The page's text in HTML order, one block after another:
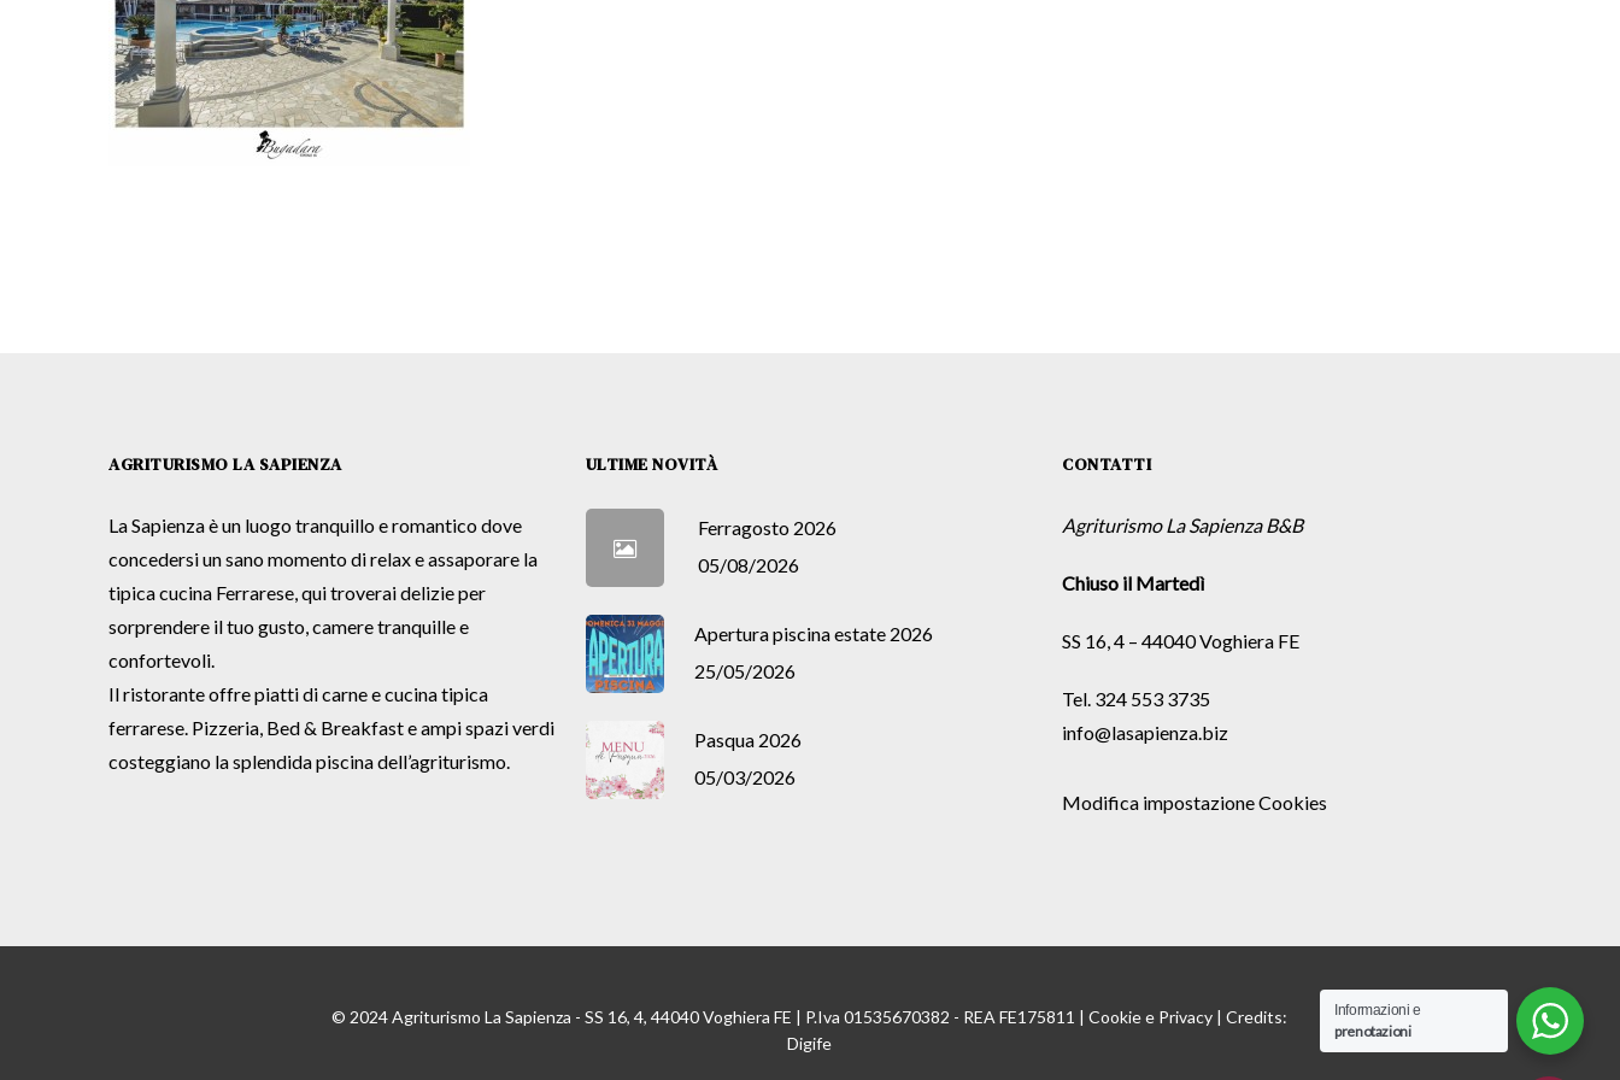
AGRITURISMO LA SAPIENZA
La Sapienza è un luogo tranquillo e romantico dove
concedersi un sano momento di relax e assaporare la
tipica cucina Ferrarese, qui troverai delizie per
sorprendere il tuo gusto, camere tranquille e
confortevoli.
Il ristorante offre piatti di carne e cucina tipica
ferrarese. Pizzeria, Bed & Breakfast e ampi spazi verdi
costeggiano la splendida piscina dell’agriturismo.
ULTIME NOVITÀ
Ferragosto 2026
05/08/2026
Apertura piscina estate 2026
25/05/2026
Pasqua 2026
05/03/2026
CONTATTI
Agriturismo La Sapienza B&B
Chiuso il Martedì
SS 16, 4 – 44040 Voghiera FE
Tel. 324 553 3735
info@lasapienza.biz
Modifica impostazione Cookies
© 2024 Agriturismo La Sapienza - SS 16, 4, 44040 Voghiera FE | P.Iva 01535670382 - REA FE175811 |Cookiee Privacy | Credits:
Digife
Informazioni e
prenotazioni